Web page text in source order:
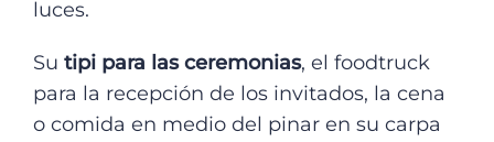
luces.
Su tipi para las ceremonias, el foodtruck
para la recepción de los invitados, la cena
o comida en medio del pinar en su carpa